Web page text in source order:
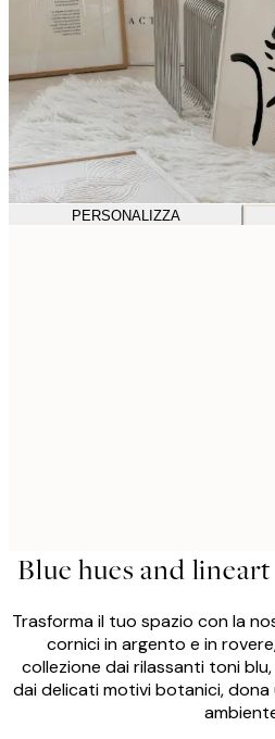
PERSONALIZZA
Blue hues and
Trasforma il tuo spazio con la
cornici in argento e in
collezione dai rilassanti toni
dai delicati motivi botanici,